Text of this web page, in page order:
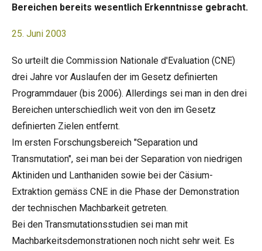
Bereichen bereits wesentlich Erkenntnisse gebracht.
25. Juni 2003
So urteilt die Commission Nationale d'Evaluation (CNE)
drei Jahre vor Auslaufen der im Gesetz definierten
Programmdauer (bis 2006). Allerdings sei man in den drei
Bereichen unterschiedlich weit von den im Gesetz
definierten Zielen entfernt.
Im ersten Forschungsbereich "Separation und
Transmutation", sei man bei der Separation von niedrigen
Aktiniden und Lanthaniden sowie bei der Cäsium-
Extraktion gemäss CNE in die Phase der Demonstration
der technischen Machbarkeit getreten.
Bei den Transmutationsstudien sei man mit
Machbarkeitsdemonstrationen noch nicht sehr weit. Es